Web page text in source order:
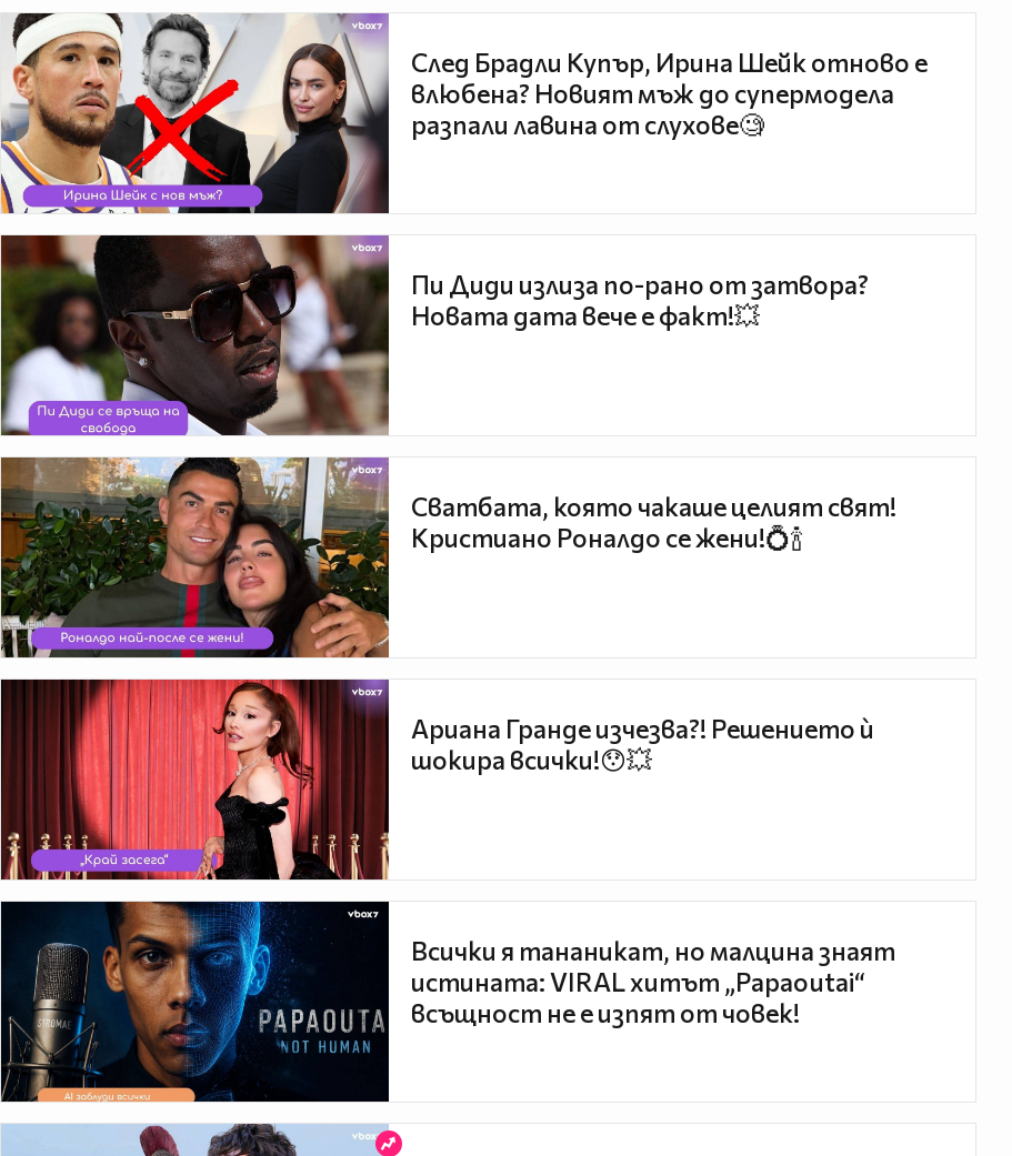
След Брадли Купър, Ирина Шейк отново е
влюбена? Новият мъж до супермодела
разпали лавина от слухове🧐
Пи Диди излиза по-рано от затвора?
Новата дата вече е факт!💥
Сватбата, която чакаше целият свят!
Кристиано Роналдо се жени!💍🍾
Ариана Гранде изчезва?! Решението ѝ
шокира всички!😯💥
Всички я тананикат, но малцина знаят
истината: VIRAL хитът „Papaoutai“
всъщност не е изпят от човек!